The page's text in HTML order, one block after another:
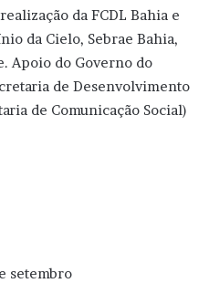
da FCDL Bahia e
da Cielo, Sebrae Bahia,
Apoio do Governo do
de Desenvolvimento
de Comunicação Social)
setembro